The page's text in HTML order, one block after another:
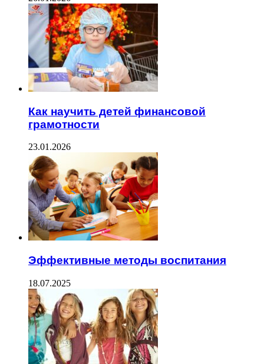
Как научить детей финансовой
грамотности
23.01.2026
Эффективные методы воспитания
18.07.2025